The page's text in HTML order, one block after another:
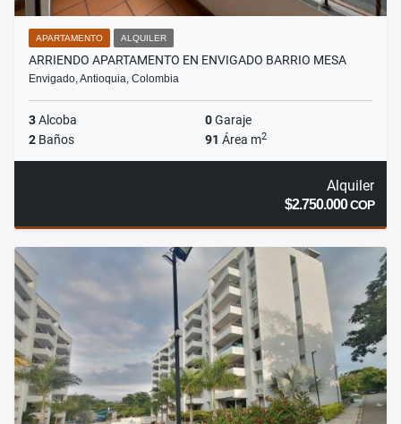
APARTAMENTO ALQUILER
ARRIENDO APARTAMENTO EN ENVIGADO BARRIO MESA
Envigado, Antioquia, Colombia
3Alcoba 0Garaje
2 Baños 91 Área m2
Alquiler
$2.750.000COP